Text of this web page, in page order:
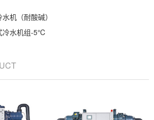
机（耐酸碱）
冷水机组-5℃